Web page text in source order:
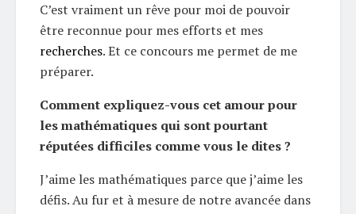
C’est vraiment un rêve pour moi de pouvoir
être reconnue pour mes efforts et mes
recherches. Et ce concours me permet de me
préparer.
Comment expliquez-vous cet amour pour
les mathématiques qui sont pourtant
réputées difficiles comme vous le dites ?
J’aime les mathématiques parce que j’aime les
défis. Au fur et à mesure de notre avancée dans